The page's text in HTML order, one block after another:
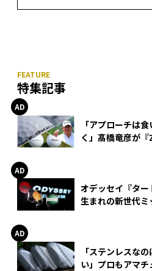
特集記事
「アプローチは
く」髙橋竜彦が
オデッセイ『タ
生まれの新世代
「ステンレスな
い」プロもアマ